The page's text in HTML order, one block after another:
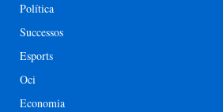
Política
Successos
Esports
Oci
Economia